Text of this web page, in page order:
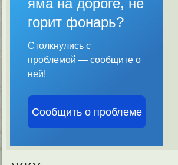
горит фонарь?
Столкнулись с
проблемой — сообщите о
ней!
Сообщить о проблеме